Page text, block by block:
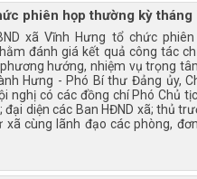
phiên họp thường kỳ tháng
xã Vĩnh Hưng tổ chức
đánh giá kết quả công tác
hướng, nhiệm vụ trọng
Hưng - Phó Bí thư Đảng ủy,
nghị có các đồng chí Phó Chủ
đại diện các Ban HĐND xã; thủ
xã cùng lãnh đạo các phòng,